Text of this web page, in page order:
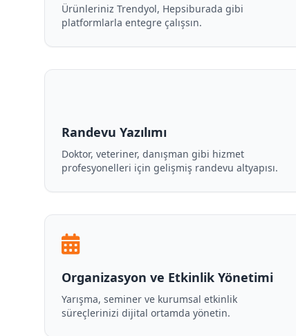
Ürünleriniz Trendyol, Hepsiburada gibi
platformlarla entegre çalışsın.
Randevu Yazılımı
Doktor, veteriner, danışman gibi hizmet
profesyonelleri için gelişmiş randevu altyapısı.
Organizasyon ve Etkinlik Yönetimi
Yarışma, seminer ve kurumsal etkinlik
süreçlerinizi dijital ortamda yönetin.